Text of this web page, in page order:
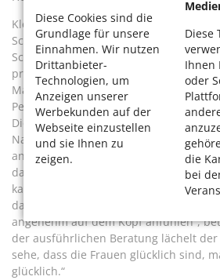
Diese Cookies sind die
Grundlage für unsere
Einnahmen. Wir nutzen
Drittanbieter-
Technologien, um
Anzeigen unserer
Werbekunden auf der
Webseite einzustellen
und sie Ihnen zu
zeigen.
Diese
Ihnen
oder
die
bei
Klein jedenfalls rät von intensiver
Schwimmen mit Haarersatzteilen ab:
Schweiß beeinträchtigen die Perücke
probiert in entspannter Atmosphäre
Macharten, Qualitäten und das
Perücke trägt sie eine atmungsaktive
Diese wird über den Kopf gestülpt und
Naturhaare verschwinden darunter. Sie
angenehmer, verhindert etwa Juckreiz.
dann mit Clips oder Klammern auf der
kann nichts verrutschen. „Ich bin sehr
dass die Perücken so natürlich
angenehm auf dem Kopf anfühlen“,
der ausführlichen Beratung lächelt der
sehe, dass die Frauen glücklich sind,
glücklich.“